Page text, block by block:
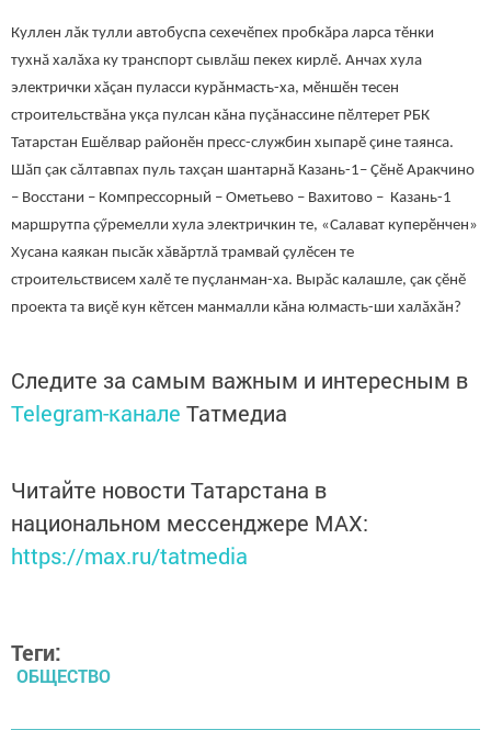
Куллен лăк тулли автобуспа сехечӗпех пробкăра ларса тӗнки
тухнă халăха ку транспорт сывлăш пекех кирлӗ. Анчах хула
электрички хăçан пуласси курăнмасть-ха, мӗншӗн тесен
строительствăна укçа пулсан кăна пуçăнассине пӗлтерет РБК
Татарстан Ешӗлвар районӗн пресс-службин хыпарӗ çине таянса.
Шăп çак сăлтавпах пуль тахçан шантарнă Казань-1– Çӗнӗ Аракчино
– Восстани – Компрессорный – Ометьево – Вахитово – Казань-1
маршрутпа çӳремелли хула электричкин те, «Салават куперӗнчен»
Хусана каякан пысăк хăвăртлă трамвай çулӗсен те
строительствисем халӗ те пуçланман-ха. Вырăс калашле, çак çӗнӗ
проекта та виçӗ кун кӗтсен манмалли кăна юлмасть-ши халăхăн?
Следите за самым важным и интересным в
Telegram-канале Татмедиа
Читайте новости Татарстана в
национальном мессенджере MАХ:
https://max.ru/tatmedia
Теги:
ОБЩЕСТВО